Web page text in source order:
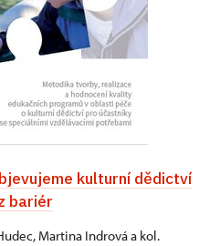
kulturní dědictví
bariér
Martina Indrová a kol.